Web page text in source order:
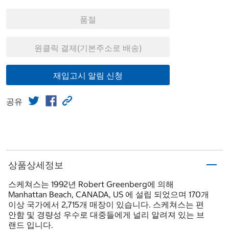
품절
원클릭 결제(기본주소로 배송)
재입고시 알림 신청
공유
상품상세정보
스케쳐스는 1992년 Robert Greenberg에 의해
Manhattan Beach, CANADA, US 에 설립 되었으며 170개
이상 국가에서 2,715개 매장이 있습니다. 스케쳐스는 편
안함 및 경량성 우수로 대중들에게 널리 알려져 있는 브
랜드 입니다.